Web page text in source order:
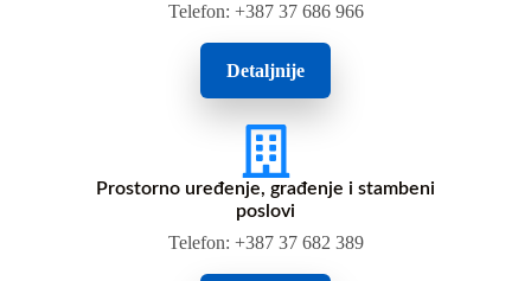
Telefon: +387 37 686 966
Detaljnije
Prostorno uređenje, građenje i stambeni
poslovi
Telefon: +387 37 682 389